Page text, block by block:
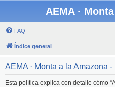
AEMA ·
FAQ
Índice general
AEMA · Monta a la Amazona
Esta política explica con detalle cómo